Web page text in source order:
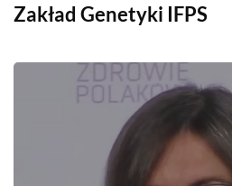
Zakład Genetyki IFPS